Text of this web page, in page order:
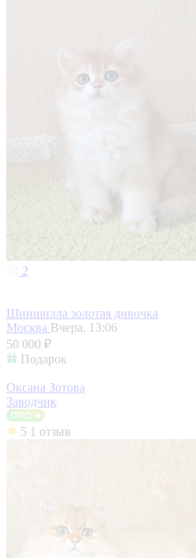
2
Шиншилла золотая днвочка
Москва Вчера, 13:06
50 000 ₽
Подарок
Оксана Зотова
Заводчик
5 1 отзыв